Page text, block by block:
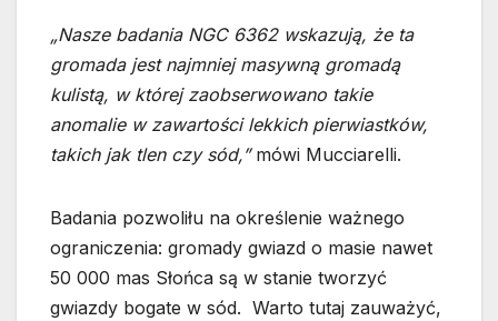
„Nasze badania NGC 6362 wskazują, że ta
gromada jest najmniej masywną gromadą
kulistą, w której zaobserwowano takie
anomalie w zawartości lekkich pierwiastków,
takich jak tlen czy sód,”mówi Mucciarelli.
Badania pozwoliłu na określenie ważnego
ograniczenia: gromady gwiazd o masie nawet
50 000 mas Słońca są w stanie tworzyć
gwiazdy bogate w sód. Warto tutaj zauważyć,